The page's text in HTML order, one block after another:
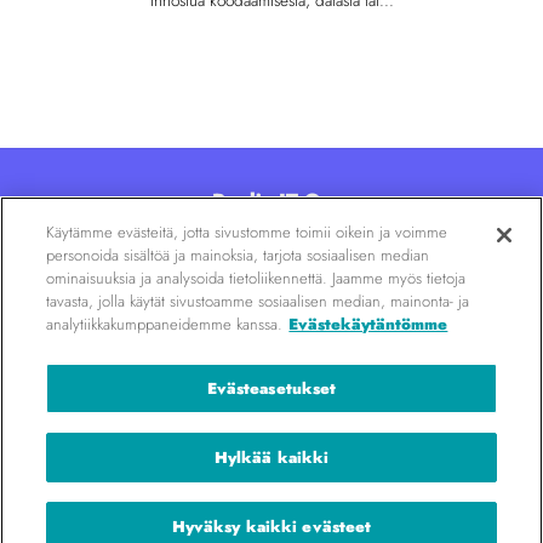
Poolia IT Oy
Kalevankatu 6, 00100 Helsinki
020 7290 830|info@poolia.fi
Urapolkuja
kaikenlaisille
it-osaajille
Käytämme evästeitä, jotta sivustomme toimii oikein ja voimme
personoida sisältöä ja mainoksia, tarjota sosiaalisen median
ominaisuuksia ja analysoida tietoliikennettä. Jaamme myös tietoja
tavasta, jolla käytät sivustoamme sosiaalisen median, mainonta- ja
analytiikkakumppaneidemme kanssa. Evästekäytäntömme
Evästeasetukset
Hylkää kaikki
Hyväksy kaikki evästeet